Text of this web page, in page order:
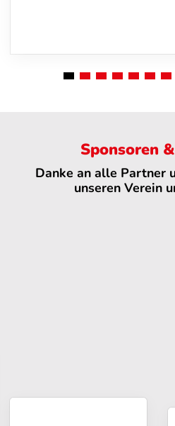
Sponsoren
Danke an alle Partner
unseren Verein